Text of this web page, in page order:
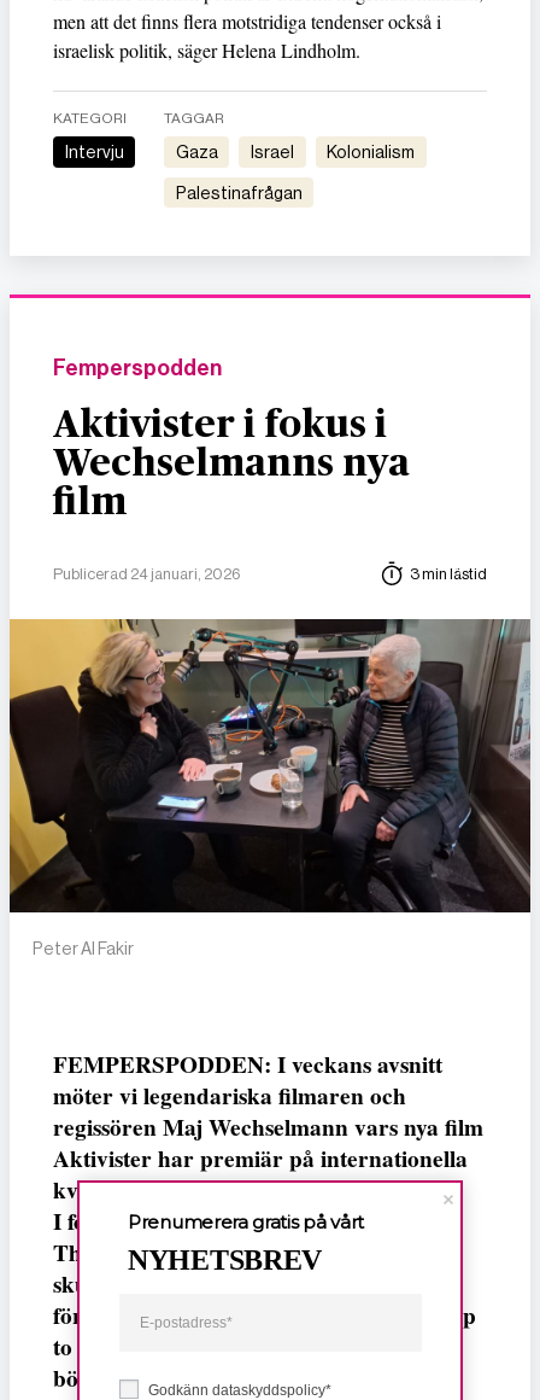
men att det finns flera motstridiga tendenser också i
israelisk politik, säger Helena Lindholm.
KATEGORI
Intervju
TAGGAR
gaza israel kolonialism
Palestinafrågan
Femperspodden
Aktivister i fokus i
Wechselmanns nya
film
Publicerad 24 januari, 2026 3 min lästid
Peter Al Fakir
FEMPERSPODDEN: I veckans avsnitt
möter vi legendariska filmaren och
regissören Maj Wechselmann vars nya film
Aktivister har premiär på internationella
kvinnodagen, 8 mars.
I fokus står aktivisterna – med Greta
Thunberg i spetsen – som trotsar ur och
skur, höga vågor och israeliska soldater
för att ta sig med förnödenheter med Ship
to GAZA till det sönderbombade Gaza i
början av hösten 2025.
Godkänn dataskyddspolicy*
Prenumerera gratis på vårt
NYHETSBREV